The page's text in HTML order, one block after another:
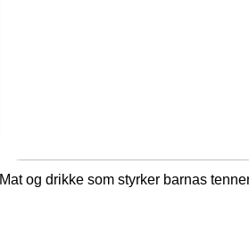
Mat og drikke som styrker barnas